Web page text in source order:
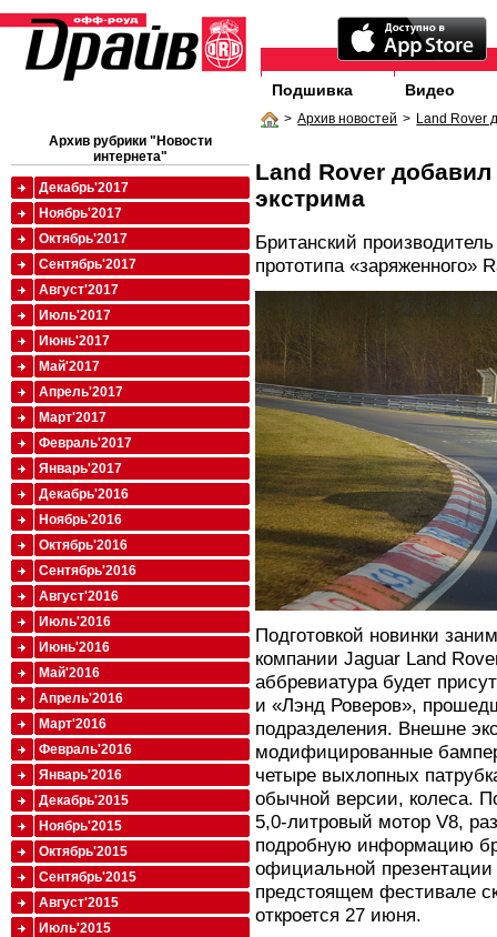
Подшивка Видео
> Архив новостей > Land Rover
Land Rover
экстрима
Британский
прототипа «заряженного»
Подготовкой новинки
компании Jaguar Land
аббревиатура будет
и «Лэнд Роверов»,
подразделения. Внешне
модифицированные
четыре выхлопных
обычной версии, колеса.
5,0-литровый мотор V8,
подробную информацию
официальной
предстоящем фестивале
откроется 27 июня.
Архив рубрики "Новости
интернета"
Декабрь'2017
Ноябрь'2017
Октябрь'2017
Сентябрь'2017
Август'2017
Июль'2017
Июнь'2017
Май'2017
Апрель'2017
Март'2017
Февраль'2017
Январь'2017
Декабрь'2016
Ноябрь'2016
Октябрь'2016
Сентябрь'2016
Август'2016
Июль'2016
Июнь'2016
Май'2016
Апрель'2016
Март'2016
Февраль'2016
Январь'2016
Декабрь'2015
Ноябрь'2015
Октябрь'2015
Сентябрь'2015
Август'2015
Июль'2015